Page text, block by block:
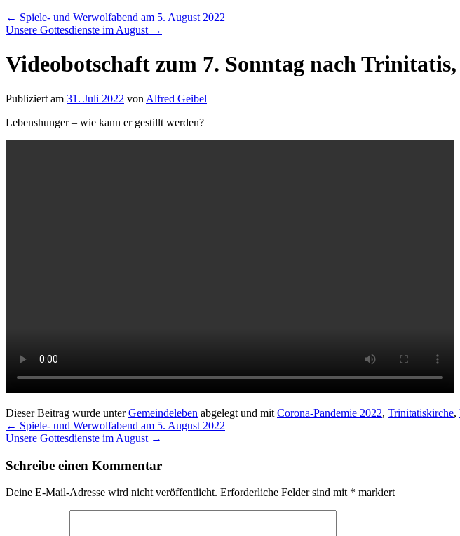
← Spiele- und Werwolfabend am 5. August 2022
Unsere Gottesdienste im August →
Videobotschaft zum 7. Sonntag nach
Publiziert am 31. Juli 2022 von Alfred Geibel
Lebenshunger – wie kann er gestillt werden?
Dieser Beitrag wurde unterGemeindeleben abgelegt und mit Corona-Pandemie 2022, Trinitatiskirche,
← Spiele- und Werwolfabend am 5. August 2022
Unsere Gottesdienste im August →
Schreibe einen Kommentar
Deine E-Mail-Adresse wird nicht veröffentlicht. Erforderliche Felder sind mit * markiert